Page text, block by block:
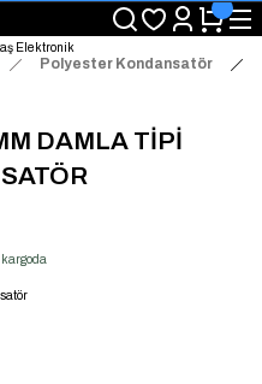
Aynı Gün Kargo Avantajı!
Hemen Teslim."
Avantajını Kaçırmayın!"
Polyester Kondansatör
DAMLA TİPİ